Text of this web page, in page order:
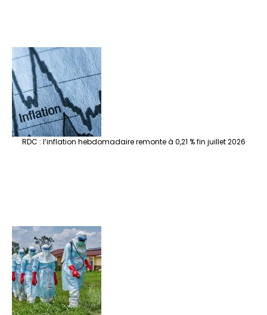
RDC : l’inflation hebdomadaire remonte à 0,21 % fin juillet 2026